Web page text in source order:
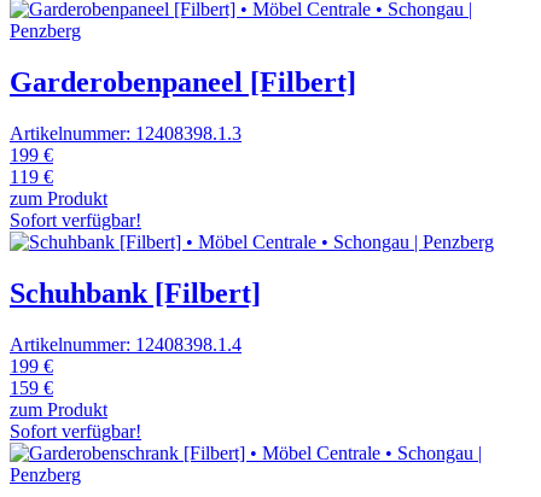
Garderobenpaneel [Filbert]
Artikelnummer: 12408398.1.3
199 €
119 €
zum Produkt
Sofort verfügbar!
Schuhbank [Filbert]
Artikelnummer: 12408398.1.4
199 €
159 €
zum Produkt
Sofort verfügbar!